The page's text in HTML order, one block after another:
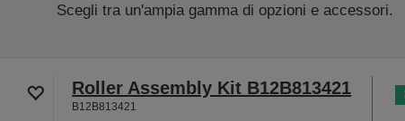
Scegli tra un'ampia gamma di opzioni e accessori.
Roller Assembly Kit B12B813421
B12B813421